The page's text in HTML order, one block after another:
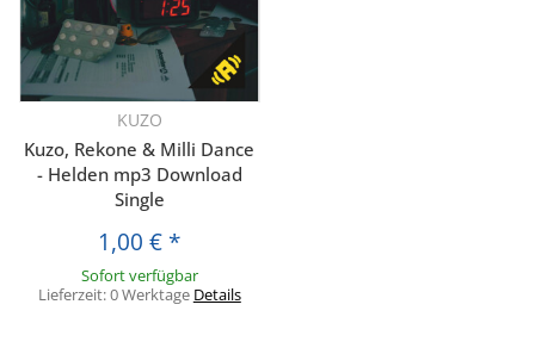
KUZO
Kuzo, Rekone & Milli Dance
- Helden mp3 Download
Single
1,00 € *
Sofort verfügbar
Lieferzeit:0 Werktage Details